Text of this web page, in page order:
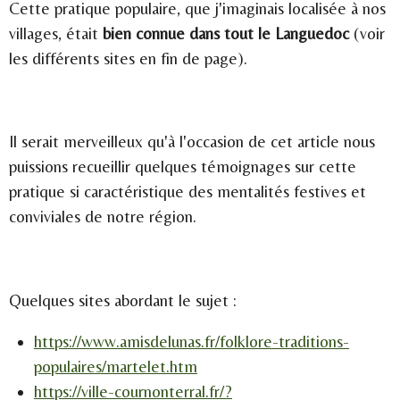
Cette pratique populaire, que j'imaginais localisée à nos
villages, était bien connue dans tout le Languedoc (voir
les différents sites en fin de page).
Il serait merveilleux qu'à l'occasion de cet article nous
puissions recueillir quelques témoignages sur cette
pratique si caractéristique des mentalités festives et
conviviales de notre région.
Quelques sites abordant le sujet :
https://www.amisdelunas.fr/folklore-traditions-
populaires/martelet.htm
https://ville-cournonterral.fr/?